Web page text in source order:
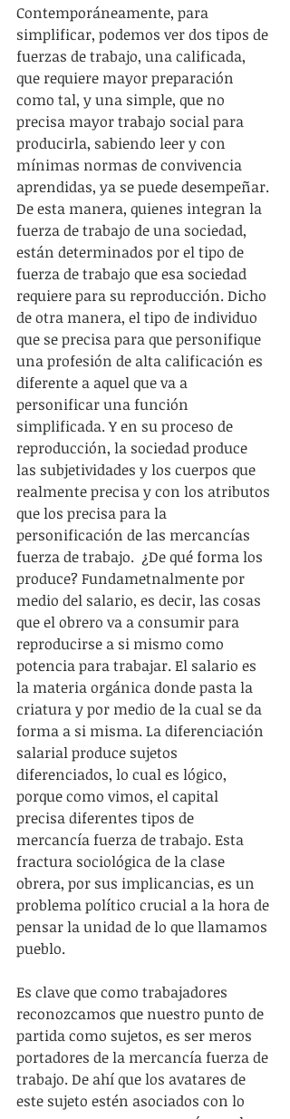
Contemporáneamente, para
simplificar, podemos ver dos tipos de
fuerzas de trabajo, una calificada,
que requiere mayor preparación
como tal, y una simple, que no
precisa mayor trabajo social para
producirla, sabiendo leer y con
mínimas normas de convivencia
aprendidas, ya se puede desempeñar.
De esta manera, quienes integran la
fuerza de trabajo de una sociedad,
están determinados por el tipo de
fuerza de trabajo que esa sociedad
requiere para su reproducción. Dicho
de otra manera, el tipo de individuo
que se precisa para que personifique
una profesión de alta calificación es
diferente a aquel que va a
personificar una función
simplificada. Y en su proceso de
reproducción, la sociedad produce
las subjetividades y los cuerpos que
realmente precisa y con los atributos
que los precisa para la
personificación de las mercancías
fuerza de trabajo.  ¿De qué forma los
produce? Fundametnalmente por
medio del salario, es decir, las cosas
que el obrero va a consumir para
reproducirse a si mismo como
potencia para trabajar. El salario es
la materia orgánica donde pasta la
criatura y por medio de la cual se da
forma a si misma. La diferenciación
salarial produce sujetos
diferenciados, lo cual es lógico,
porque como vimos, el capital
precisa diferentes tipos de
mercancía fuerza de trabajo. Esta
fractura sociológica de la clase
obrera, por sus implicancias, es un
problema político crucial a la hora de
pensar la unidad de lo que llamamos
pueblo.
Es clave que como trabajadores
reconozcamos que nuestro punto de
partida como sujetos, es ser meros
portadores de la mercancía fuerza de
trabajo. De ahí que los avatares de
este sujeto estén asociados con lo